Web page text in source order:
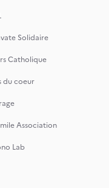
Solidaire
Catholique
du coeur
Association
Lab